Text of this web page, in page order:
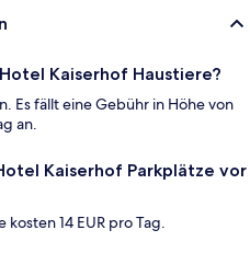
Kaiserhof Haustiere?
Es fällt eine Gebühr in Höhe von
an.
Kaiserhof Parkplätze vor
kosten 14 EUR pro Tag.